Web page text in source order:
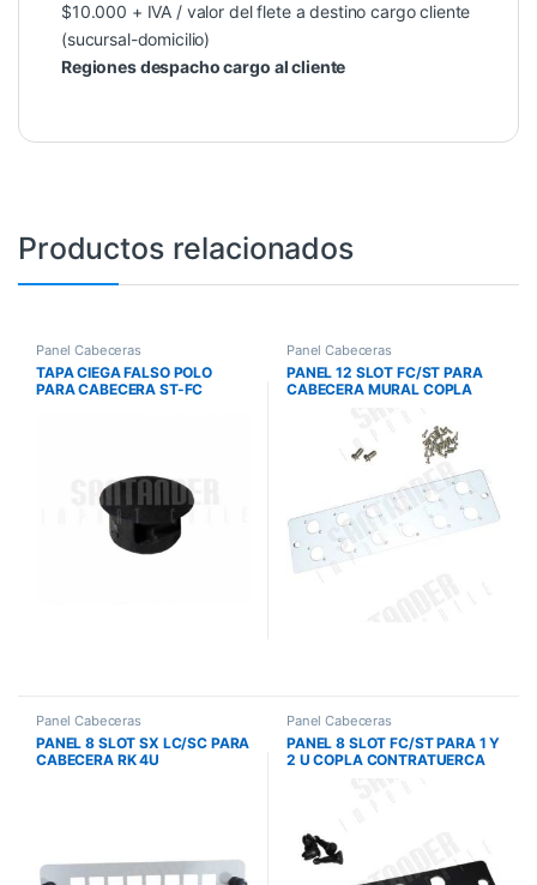
$10.000 + IVA / valor del flete a destino cargo cliente
(sucursal-domicilio)
Regiones despacho cargo al cliente
Productos relacionados
Panel Cabeceras
TAPA CIEGA FALSO POLO
PARA CABECERA ST-FC
Panel Cabeceras
PANEL 12 SLOT FC/ST PARA
CABECERA MURAL COPLA
Panel Cabeceras
PANEL 8 SLOT SX LC/SC PARA
CABECERA RK 4U
Panel Cabeceras
PANEL 8 SLOT FC/ST PARA 1 Y
2 U COPLA CONTRATUERCA